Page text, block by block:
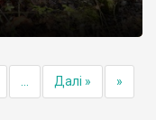
Далі » »